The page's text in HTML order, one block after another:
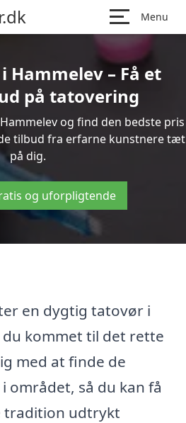
Menu
Hammelev – Få et
på tatovering
og find den bedste pris
tilbud fra erfarne kunstnere tæt
på dig.
og uforpligtende
en dygtig tatovør i
du kommet til det rette
med at finde de
området, så du kan få
tradition udtrykt